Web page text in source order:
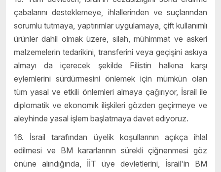
çabalarını desteklemeye, ihlallerinden ve suçlarından
sorumlu tutmaya, yaptırımlar uygulamaya, çift kullanımlı
ürünler dahil olmak üzere, silah, mühimmat ve askeri
malzemelerin tedarikini, transferini veya geçişini askıya
almayı da içerecek şekilde Filistin halkına karşı
eylemlerini sürdürmesini önlemek için mümkün olan
tüm yasal ve etkili önlemleri almaya çağırıyor, İsrail ile
diplomatik ve ekonomik ilişkileri gözden geçirmeye ve
aleyhinde yasal işlem başlatmaya davet ediyoruz.
16. İsrail tarafından üyelik koşullarının açıkça ihlal
edilmesi ve BM kararlarının sürekli çiğnenmesi göz
önüne alındığında, İİT üye devletlerini, İsrail'in BM